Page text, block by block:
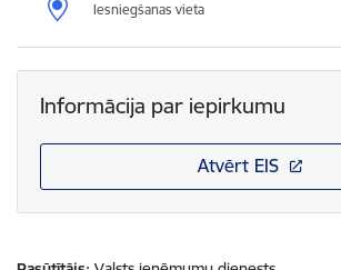
Iesniegšanas vieta
Informācija par iepirkumu
Atvērt EIS